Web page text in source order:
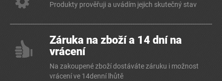
Produkty prověřuji a uvádím jejich skutečný stav
Záruka na zboží a 14 dní na
vrácení
Na zakoupené zboží dostáváte záruku i možnost
vrácení ve 14denní lhůtě